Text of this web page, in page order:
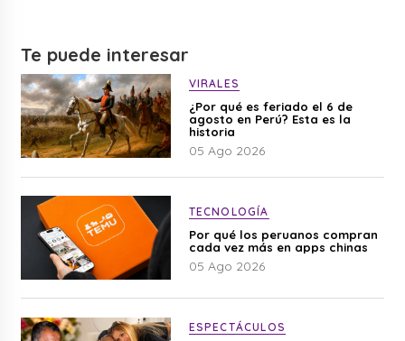
Te puede interesar
VIRALES
¿Por qué es feriado el 6 de
agosto en Perú? Esta es la
historia
05 Ago 2026
TECNOLOGÍA
Por qué los peruanos compran
cada vez más en apps chinas
05 Ago 2026
ESPECTÁCULOS